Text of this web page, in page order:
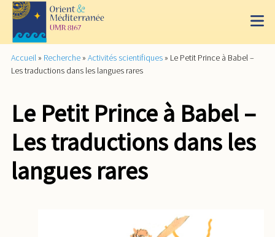
Accueil » Recherche » Activités scientifiques » Le Petit Prince à Babel –
Les traductions dans les langues rares
Le Petit Prince à Babel –
Les traductions dans les
langues rares